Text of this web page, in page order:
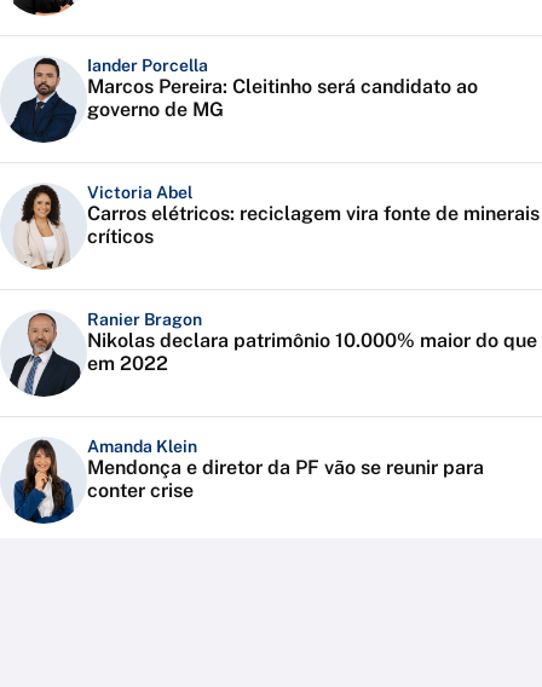
Iander Porcella
Marcos Pereira: Cleitinho será candidato ao
governo de MG
Victoria Abel
Carros elétricos: reciclagem vira fonte de minerais
críticos
Ranier Bragon
Nikolas declara patrimônio 10.000% maior do que
em 2022
Amanda Klein
Mendonça e diretor da PF vão se reunir para
conter crise